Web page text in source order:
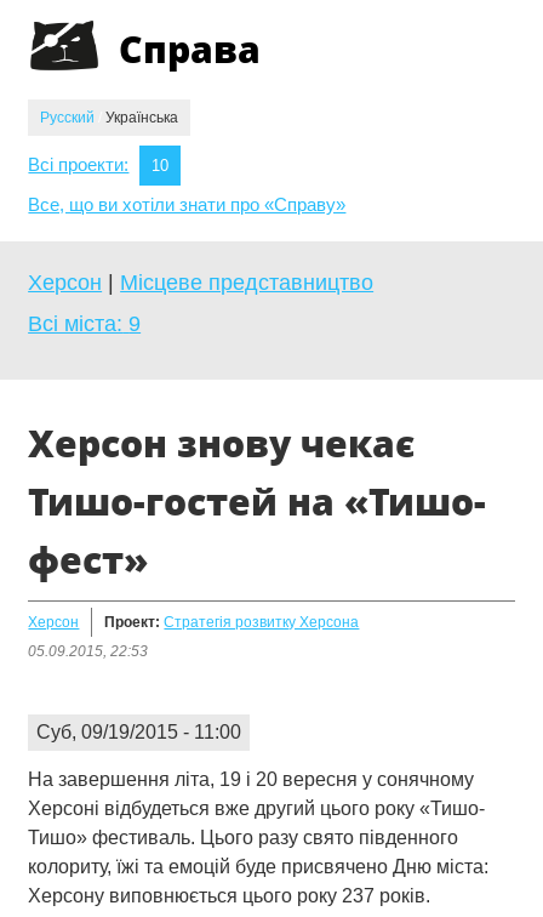
Справа
Русский Українська
Всі проекти: 10
Все, що ви хотіли знати про «Справу»
Херсон
Місцеве представництво
Всі міста: 9
Херсон знову чекає
Тишо-гостей на «Тишо-
фест»
Херсон Проект:Стратегія розвитку Херсона
05.09.2015, 22:53
Суб, 09/19/2015 - 11:00
На завершення літа, 19 і 20 вересня у сонячному
Херсоні відбудеться вже другий цього року «Тишо-
Тишо» фестиваль. Цього разу свято південного
колориту, їжі та емоцій буде присвячено Дню міста:
Херсону виповнюється цього року 237 років.